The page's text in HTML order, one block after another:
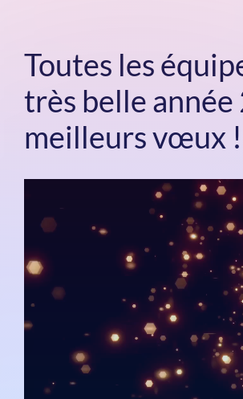
Toutes les
très belle
meilleurs vœux !